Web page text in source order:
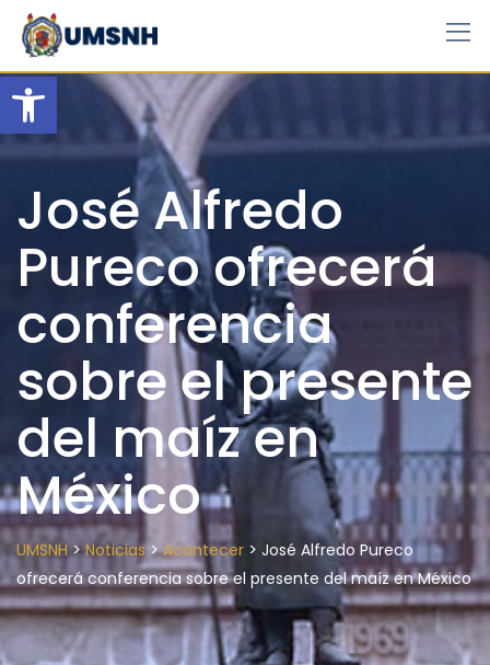
Open toolbar
Skip
content
José Alfredo
Pureco ofrecerá
conferencia
sobre el presente
del maíz en
México
UMSNH>Noticias>Acontecer > José Alfredo Pureco
ofrecerá conferencia sobre el presente del maíz en México